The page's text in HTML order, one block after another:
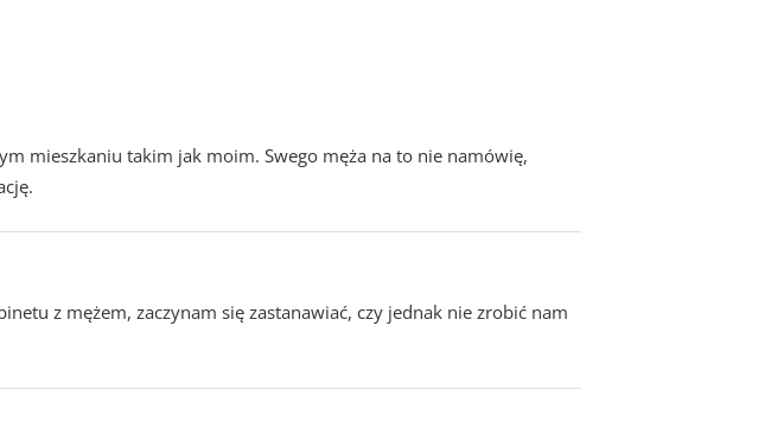
mieszkaniu takim jak moim. Swego męża na to nie namówię,
z mężem, zaczynam się zastanawiać, czy jednak nie zrobić nam